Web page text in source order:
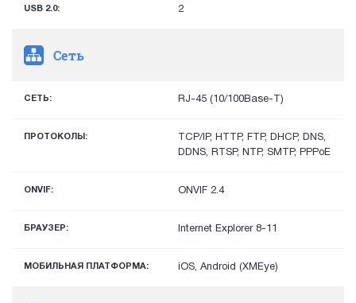
USB 2.0: 2
Сеть
СЕТЬ: RJ-45 (10/100Base-T)
ПРОТОКОЛЫ:
TCP/IP, HTTP, FTP, DHCP, DNS,
DDNS, RTSP, NTP, SMTP, PPPoE
ONVIF: ONVIF 2.4
БРАУЗЕР: Internet Explorer 8-11
МОБИЛЬНАЯ ПЛАТФОРМА: iOS, Android (XMEye)